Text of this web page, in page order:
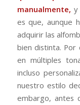
manualmente, y
es que, aunque
adquirir las
bien distinta. Por
en múltiples
incluso
nuestro estilo
embargo, antes